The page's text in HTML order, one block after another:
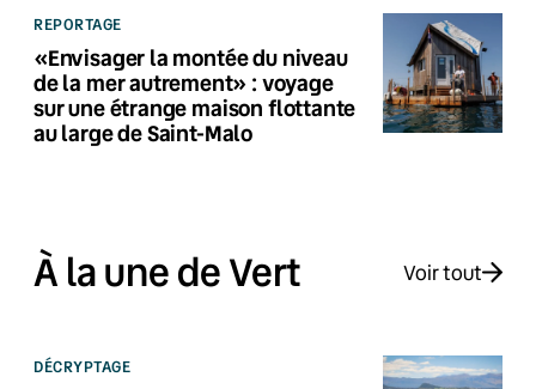
REPORTAGE
«Envisager la montée du niveau
de la mer autrement» : voyage
sur une étrange maison flottante
au large de Saint-Malo
À la une de Vert Voir tout
DÉCRYPTAGE